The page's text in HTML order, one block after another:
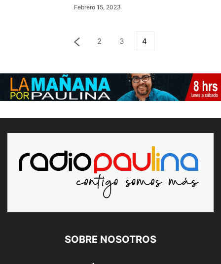
Febrero 15, 2023
2 3 4
SOBRE NOSOTROS